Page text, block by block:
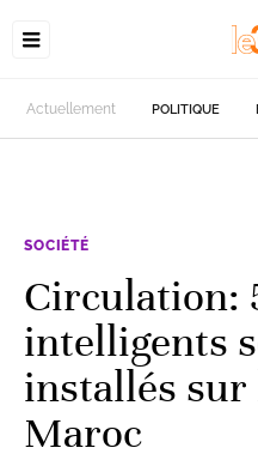
Actuellement POLITIQUE
SOCIÉTÉ
Circulation:
intelligents
installés sur
Maroc